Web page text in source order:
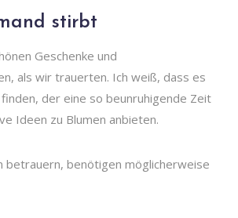
stirbt
Geschenke und
als wir trauerten. Ich weiß, dass es
der eine so beunruhigende Zeit
Ideen zu Blumen anbieten.
betrauern, benötigen möglicherweise